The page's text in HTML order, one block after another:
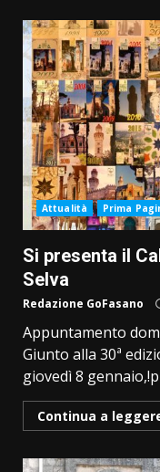
Attualità Prima
Si presenta il
Selva
Redazione GoFasano
Appuntamento
Giunto alla 30ª
giovedì 8
Continua a